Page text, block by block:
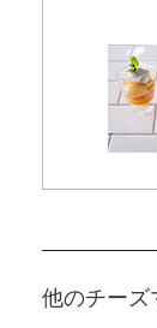
他のチーズ